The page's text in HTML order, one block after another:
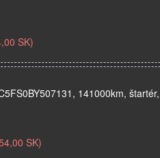
SK)
141000km,
SK)